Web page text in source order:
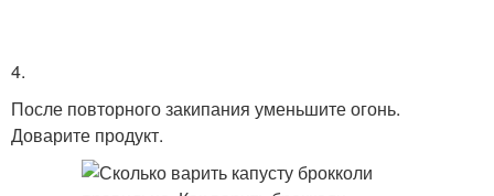
4.
После повторного закипания уменьшите огонь.
Доварите продукт.